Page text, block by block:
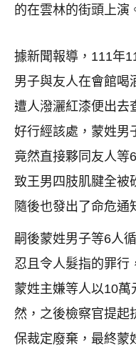
的在雲林的街頭上演
據新聞報導，111年
男子與友人在會館喝
遭人潑灑紅漆便出去
好行經該處，蒙姓男
竟然直接夥同友人等
致王男四肢肌腱全被
隨後也發出了命危通
嗣後蒙姓男子等6人
忍且令人髮指的罪行
蒙姓主嫌等人以10
然，之後檢察官提起
保裁定廢棄，最終蒙